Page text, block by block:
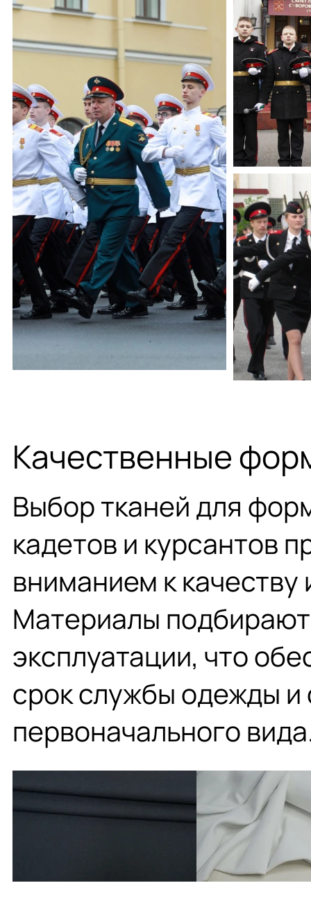
Качественные
Выбор тканей для
кадетов и курсантов
вниманием к качеству
Материалы
эксплуатации, что
срок службы одежды и
первоначального